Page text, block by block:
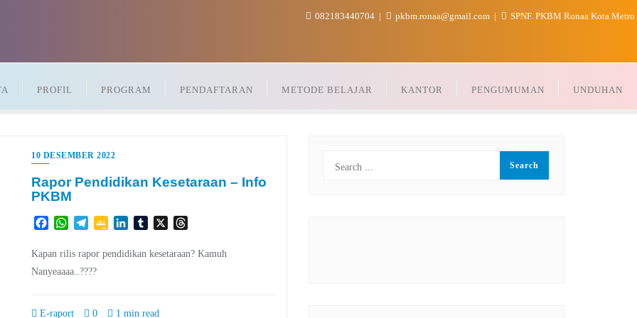
082183440704 pkbm.ronaa@gmail.com SPNF. PKBM Ronaa Kota Metro
PROFIL PROGRAM PENDAFTARAN METODE BELAJAR KANTOR PENGUMUMAN UNDUHAN
10 DESEMBER 2022
Rapor Pendidikan Kesetaraan – Info
PKBM
FacebookWhatsApp
TelegramGoogleLinkedInTumblr
X
Kapan rilis rapor pendidikan kesetaraan? Kamuh
Nanyeaaaa..????
E-raport 0 1 min read